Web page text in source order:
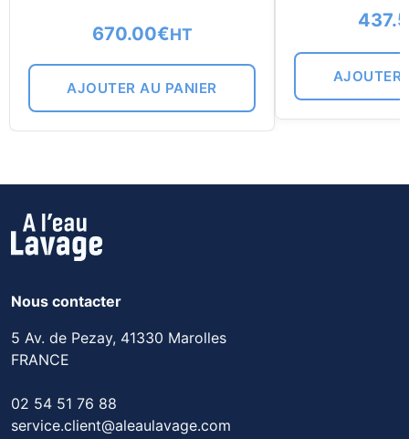
670.00€HT
AJOUTER AU PANIER
AJOUTER
Nous contacter
5 Av. de Pezay, 41330 Marolles
FRANCE
02 54 51 76 88
service.client@aleaulavage.com